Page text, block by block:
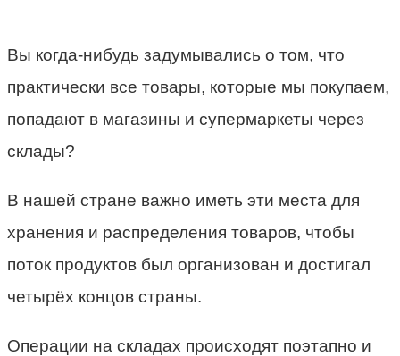
Вы когда-нибудь задумывались о том, что
практически все товары, которые мы покупаем,
попадают в магазины и супермаркеты через
склады?
В нашей стране важно иметь эти места для
хранения и распределения товаров, чтобы
поток продуктов был организован и достигал
четырёх концов страны.
Операции на складах происходят поэтапно и